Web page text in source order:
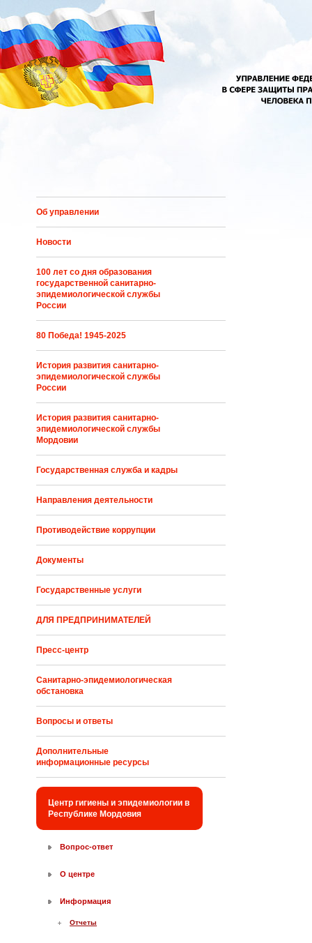
Перейти к основному содержанию
Об управлении
Новости
100 лет со дня образования
государственной санитарно-
эпидемиологической службы
России
80 Победа! 1945-2025
История развития санитарно-
эпидемиологической службы
России
История развития санитарно-
эпидемиологической службы
Мордовии
Государственная служба и кадры
Направления деятельности
Противодействие коррупции
Документы
Государственные услуги
ДЛЯ ПРЕДПРИНИМАТЕЛЕЙ
Пресс-центр
Санитарно-эпидемиологическая
обстановка
Вопросы и ответы
Дополнительные
информационные ресурсы
Центр гигиены и эпидемиологии в
Республике Мордовия
Вопрос-ответ
О центре
Информация
Отчеты